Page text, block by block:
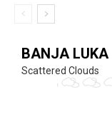
BANJA LUKA
Scattered Clouds